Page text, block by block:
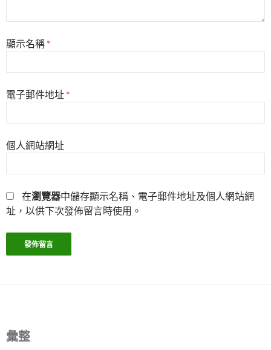
顯示名稱 *
電子郵件地址 *
個人網站網址
在瀏覽器中儲存顯示名稱、電子郵件地址及個人網站網
址，以供下次發佈留言時使用。
彙整